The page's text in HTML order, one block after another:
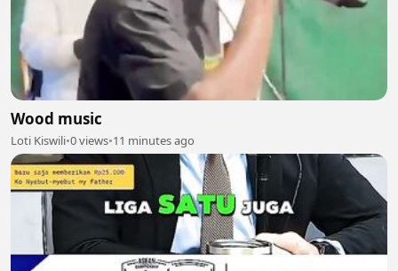
Wood music
Loti Kiswili•0 views•11 minutes ago